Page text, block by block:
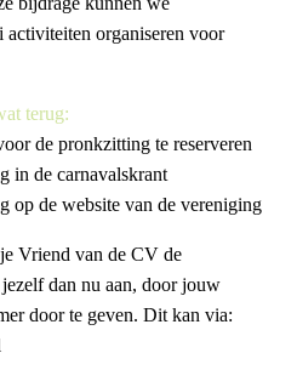
activiteiten organiseren voor
terug:
de pronkzitting te reserveren
in de carnavalskrant
op de website van de vereniging
Vriend van de CV de
dan nu aan, door jouw
door te geven. Dit kan via: